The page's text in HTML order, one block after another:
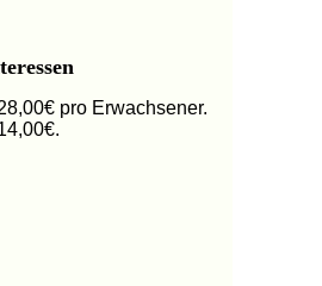
pro Erwachsener.